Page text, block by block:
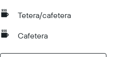
Tetera/cafetera
Cafetera